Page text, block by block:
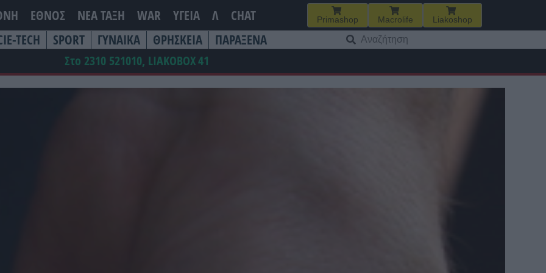
ΕΘΝΟΣ ΝΕΑ ΤΆΞΗ WAR ΥΓΕΙΑ Λ CHAT Primashop Macrolife Liakoshop
TECH SPORT ΓΥΝΑΙΚΑ ΘΡΗΣΚΕΙΑ ΠΑΡΑΞΕΝΑ
για:
Στο 2310 521010, LIAKOBOX41